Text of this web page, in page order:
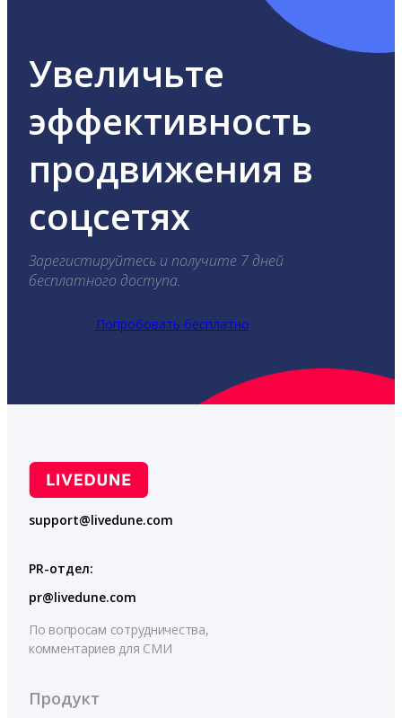
Увеличьте
эффективность
продвижения в
соцсетях
Зарегистируйтесь и получите 7 дней
бесплатного доступа.
Попробовать бесплатно
support@livedune.com
PR-отдел:
pr@livedune.com
По вопросам сотрудничества,
комментариев для СМИ
Продукт